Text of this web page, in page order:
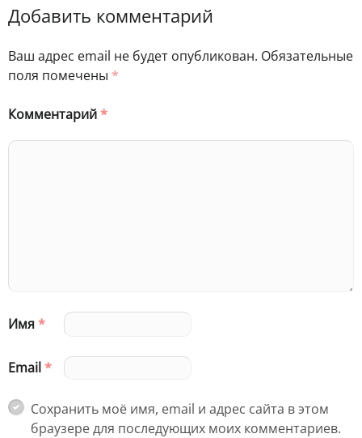
Добавить комментарий
Ваш адрес email не будет опубликован. Обязательные
поля помечены *
Комментарий*
Имя*
Email*
Сохранить моё имя, email и адрес сайта в этом
браузере для последующих моих комментариев.